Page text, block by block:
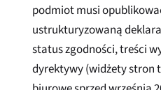
podmiot musi
ustrukturyzowaną
status zgodności, treści
dyrektywy (widżety stron